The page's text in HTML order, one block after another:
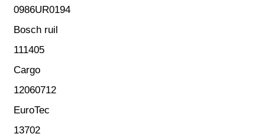
0986UR0194
Bosch ruil
111405
Cargo
12060712
EuroTec
13702